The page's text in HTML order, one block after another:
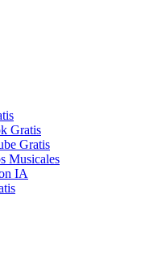
Gratis
Gratis
Musicales
IA